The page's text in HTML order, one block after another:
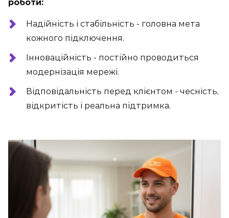
роботи:
Надійність і стабільність - головна мета
кожного підключення.
Інноваційність - постійно проводиться
модернізація мережі.
Відповідальність перед клієнтом - чесність,
відкритість і реальна підтримка.